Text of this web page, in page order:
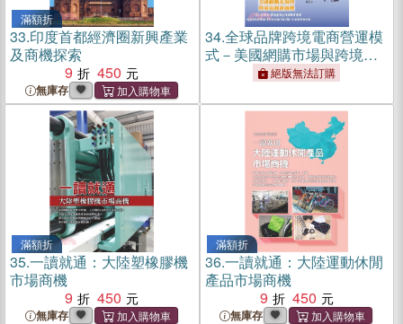
滿額折
33.印度首都經濟圈新興產業
及商機探索
9
450
無庫存
34.全球品牌跨境電商營運模
式－美國網購市場與跨境電
商新商機 絕版無法訂購
滿額折
35.一讀就通：大陸塑橡膠機
市場商機
9
450
無庫存
滿額折
36.一讀就通：大陸運動休閒
產品市場商機
9
450
無庫存